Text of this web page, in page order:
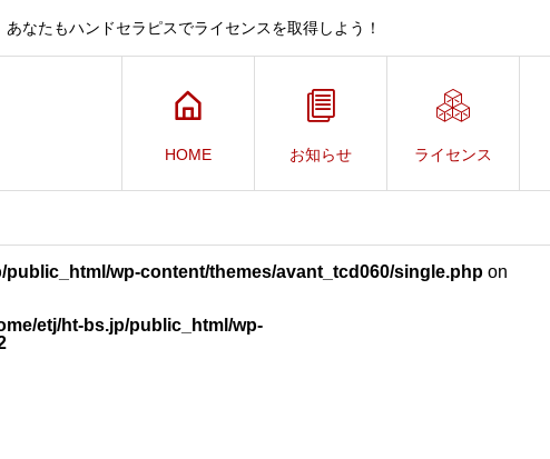
なたもハンドセラピスでライセンスを取得しよう！
HOME お知らせ ライセンス
public_html/wp-content/themes/avant_tcd060/single.php on
etj/ht-bs.jp/public_html/wp-